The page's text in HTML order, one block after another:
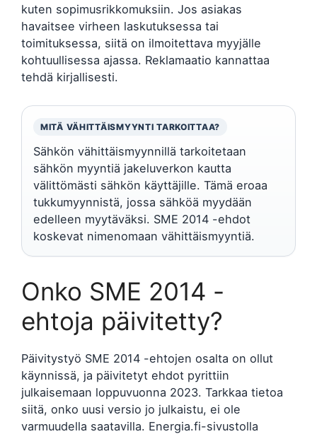
kuten sopimusrikkomuksiin. Jos asiakas
havaitsee virheen laskutuksessa tai
toimituksessa, siitä on ilmoitettava myyjälle
kohtuullisessa ajassa. Reklamaatio kannattaa
tehdä kirjallisesti.
MITÄ VÄHITTÄISMYYNTI TARKOITTAA?
Sähkön vähittäismyynnillä tarkoitetaan
sähkön myyntiä jakeluverkon kautta
välittömästi sähkön käyttäjille. Tämä eroaa
tukkumyynnistä, jossa sähköä myydään
edelleen myytäväksi. SME 2014 -ehdot
koskevat nimenomaan vähittäismyyntiä.
Onko SME 2014 -
ehtoja päivitetty?
Päivitystyö SME 2014 -ehtojen osalta on ollut
käynnissä, ja päivitetyt ehdot pyrittiin
julkaisemaan loppuvuonna 2023. Tarkkaa tietoa
siitä, onko uusi versio jo julkaistu, ei ole
varmuudella saatavilla. Energia.fi-sivustolla